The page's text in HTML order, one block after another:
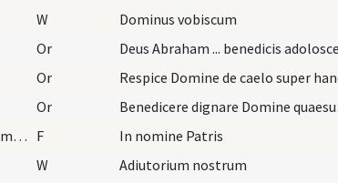
W Dominus vobiscum
Or
Or
Or
Incipit benedictio secunda et sollemnis sponsi et… F In nomine Patris
W Adiutorium nostrum